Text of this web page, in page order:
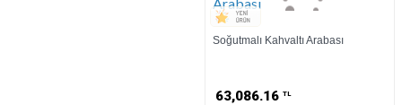
Soğutmalı Kahvaltı Arabası
63,086.16 TL